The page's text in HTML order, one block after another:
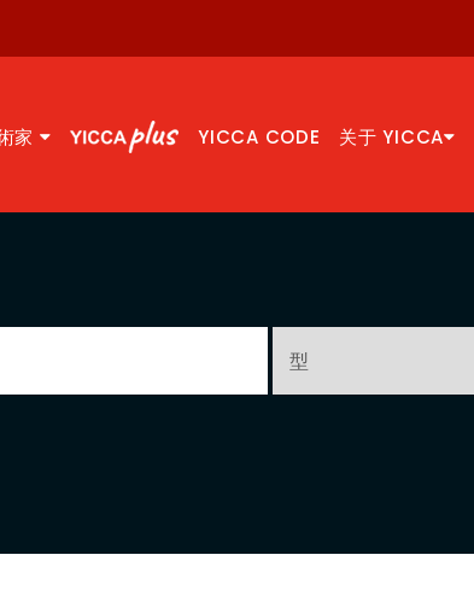
家 YICCA CODE 关于 YICCA